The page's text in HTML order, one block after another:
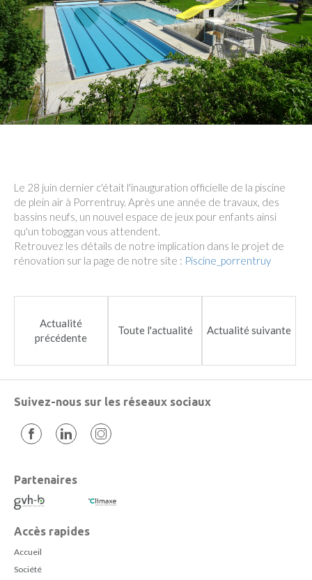
Le 28 juin dernier c'était l'inauguration officielle de la piscine
de plein air à Porrentruy. Après une année de travaux, des
bassins neufs, un nouvel espace de jeux pour enfants ainsi
qu'un toboggan vous attendent.
Retrouvez les détails de notre implication dans le projet de
rénovation sur la page de notre site : Piscine_porrentruy
Actualité
précédente
Toute l'actualité Actualité suivante
Suivez-nous sur les réseaux sociaux
Partenaires
Accès rapides
Accueil
Société